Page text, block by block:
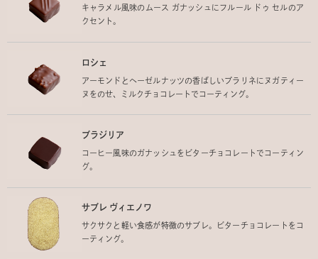
キャラメル風味のムース ガナッシュにフルール ドゥ セルのア
クセント。
ロシェ
アーモンドとヘーゼルナッツの香ばしいプラリネにヌガティー
ヌをのせ、ミルクチョコレートでコーティング。
ブラジリア
コーヒー風味のガナッシュをビターチョコレートでコーティン
グ。
サブレ ヴィエノワ
サクサクと軽い食感が特徴のサブレ。ビターチョコレートをコ
ーティング。